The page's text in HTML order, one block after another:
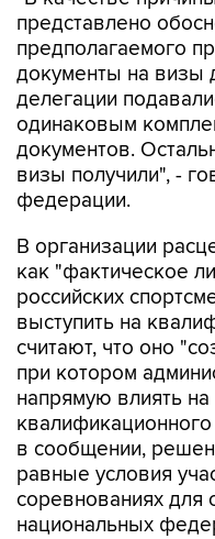
представлено
предполагаемого
документы на визы
делегации
одинаковым
документов.
визы получили", -
федерации.
В организации
как "фактическое
российских
выступить на
считают, что оно
при котором
напрямую влиять на
в сообщении,
равные условия
соревнованиях для
национальных